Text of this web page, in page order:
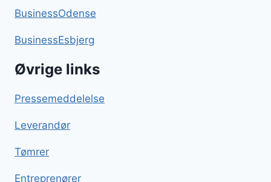
BusinessOdense
BusinessEsbjerg
Øvrige links
Pressemeddelelse
Leverandør
Tømrer
Entreprenører